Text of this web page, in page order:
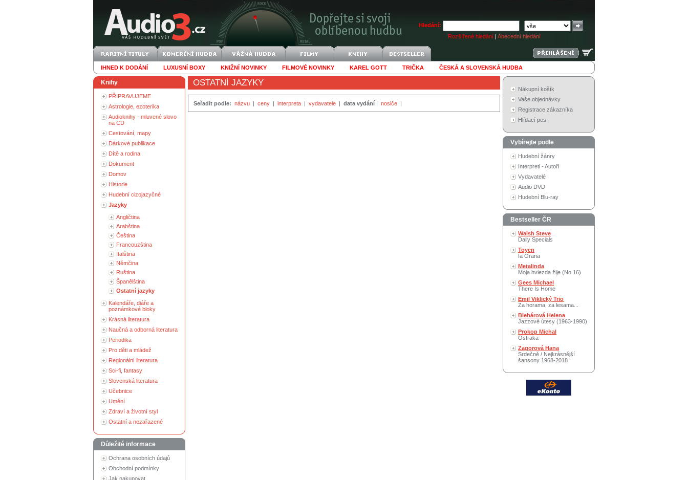
Hledání:
Rozšířené hledání | Abecední hledání
IHNED K DODÁNÍ LUXUSNÍ BOXY KNIŽNÍ NOVINKY FILMOVÉ NOVINKY KAREL GOTT TRIČKA ČESKÁ A SLOVENSKÁ HUDBA
Knihy
PŘIPRAVUJEME
Astrologie, ezoterika
Audioknihy - mluvené slovo
na CD
Cestování, mapy
Dárkové publikace
Dítě a rodina
Dokument
Domov
Historie
Hudební cizojazyčné
Jazyky
Angličtina
Arabština
Čeština
Francouzština
Italština
Němčina
Ruština
Španělština
Ostatní jazyky
Kalendáře, diáře a
poznámkové bloky
Krásná literatura
Naučná a odborná literatura
Periodika
Pro děti a mládež
Regionální literatura
Sci-fi, fantasy
Slovenská literatura
Učebnice
Umění
Zdraví a životní styl
Ostatní a nezařazené
Důležité informace
Ochrana osobních údajů
Obchodní podmínky
Jak nakupovat
OSTATNÍ JAZYKY
Seřadit podle: názvu | ceny | interpreta | vydavatele | data vydání | nosiče |
Nákupní košík
Vaše objednávky
Registrace zákazníka
Hlídací pes
Vybírejte podle
Hudební žánry
Interpreti - Autoři
Vydavatelé
Audio DVD
Hudební Blu-ray
Bestseller ČR
Walsh Steve
Daily Specials
Toyen
Ia Orana
Metalinda
Moja hviezda žije (No 16)
Gees Michael
There Is Home
Emil Viklický Trio
Za horama, za lesama...
Blehárová Helena
Jazzové útesy (1963-1990)
Prokop Michal
Ostraka
Zagorová Hana
Srdečně / Nejkrásnější
šansony 1968-2018